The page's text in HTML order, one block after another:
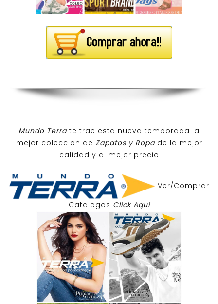
Mundo Terra te trae esta nueva temporada la
mejor coleccion de Zapatos y Ropa de la mejor
calidad y al mejor precio
Ver/Comprar
Catalogos Click Aqui